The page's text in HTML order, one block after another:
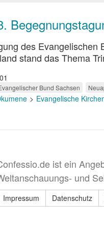
des
stand das Thema
Bund Sachsen
Evangelische
ist ein
und
Impressum Datenschutz